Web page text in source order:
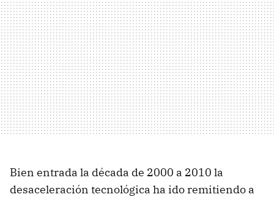
Bien entrada la década de 2000 a 2010 la
desaceleración tecnológica ha ido remitiendo a